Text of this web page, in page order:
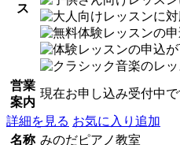
ス
営業
案内
現在お申し込み受付中で
詳細を見る お気に入り追加
名称 みのだピアノ教室